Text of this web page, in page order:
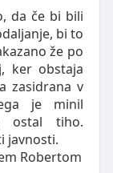
da če bi bili
bi to
že po
ker obstaja
zasidrana v
je minil
ostal tiho.
javnosti.
Robertom